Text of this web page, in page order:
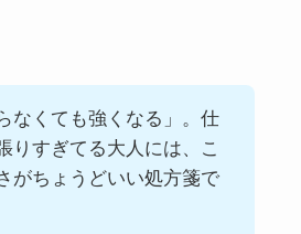
なくても強くなる」。仕
りすぎてる大人には、こ
がちょうどいい処方箋で